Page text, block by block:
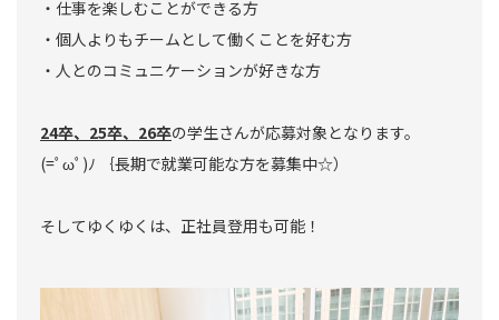
・仕事を楽しむことができる方
・個人よりもチームとして働くことを好む方
・人とのコミュニケーションが好きな方
24卒、25卒、26卒の学生さんが応募対象となります。
(=ﾟωﾟ)ﾉ ｛長期で就業可能な方を募集中☆）
そしてゆくゆくは、正社員登用も可能！